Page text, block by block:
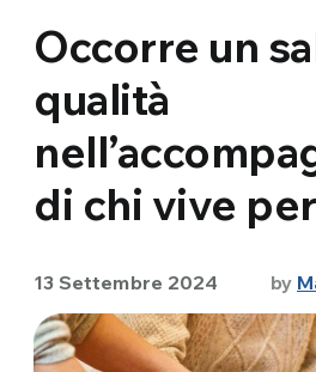
Occorre un
qualità
di chi vive
13 Settembre 2024 by